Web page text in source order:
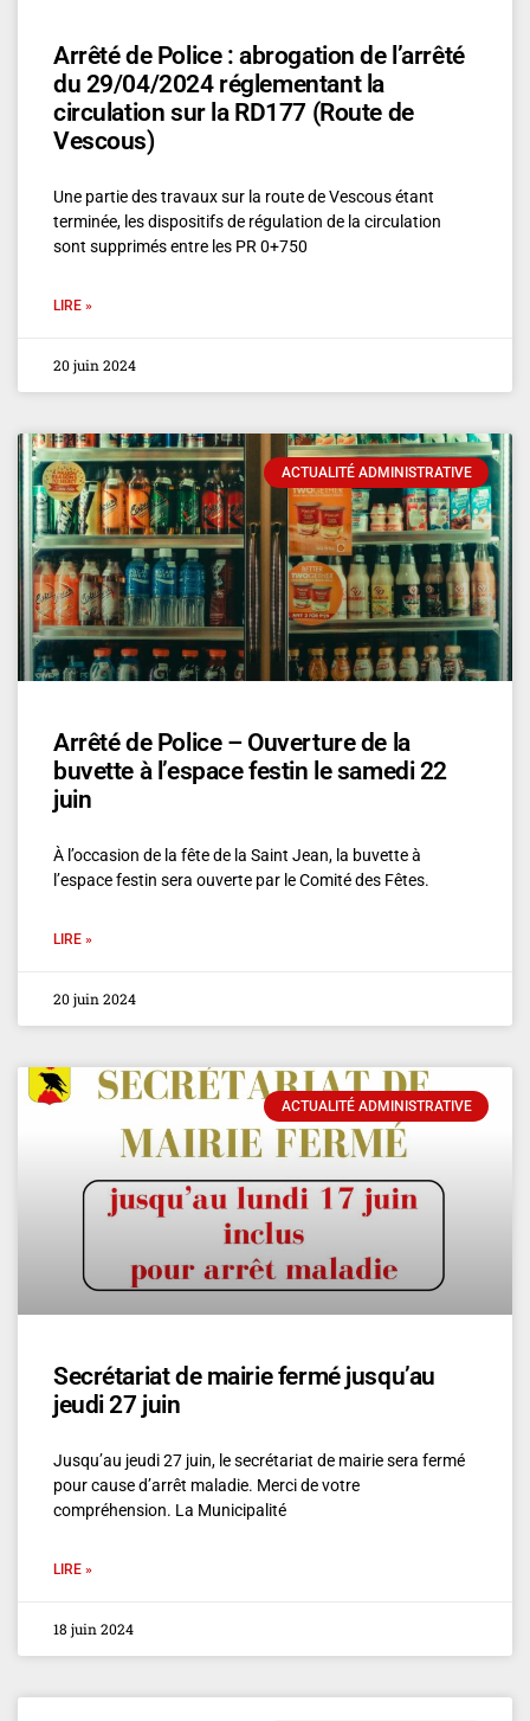
Arrêté de Police : abrogation de l’arrêté
du 29/04/2024 réglementant la
circulation sur la RD177 (Route de
Vescous)
Une partie des travaux sur la route de Vescous étant
terminée, les dispositifs de régulation de la circulation
sont supprimés entre les PR 0+750
LIRE »
20 juin 2024
ACTUALITÉ ADMINISTRATIVE
Arrêté de Police – Ouverture de la
buvette à l’espace festin le samedi 22
juin
À l’occasion de la fête de la Saint Jean, la buvette à
l’espace festin sera ouverte par le Comité des Fêtes.
LIRE »
20 juin 2024
ACTUALITÉ ADMINISTRATIVE
Secrétariat de mairie fermé jusqu’au
jeudi 27 juin
Jusqu’au jeudi 27 juin, le secrétariat de mairie sera fermé
pour cause d’arrêt maladie. Merci de votre
compréhension. La Municipalité
LIRE »
18 juin 2024